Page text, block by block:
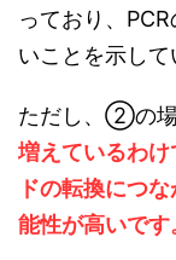
っており、
いことを示して
ただし、②の場
増えているわ
ドの転換につ
能性が高いです